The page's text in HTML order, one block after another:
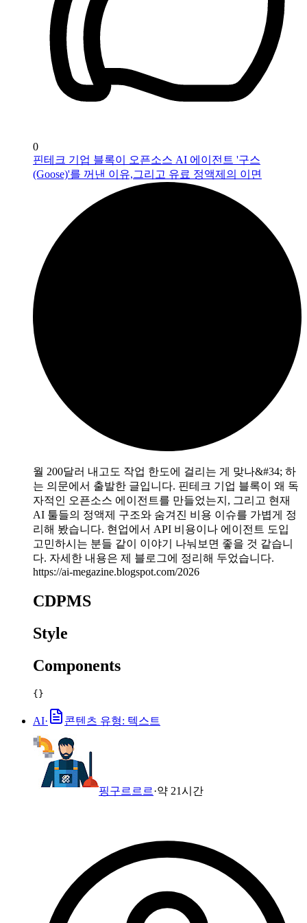
0
핀테크 기업 블록이 오픈소스 AI 에이전트 '구스
(Goose)'를 꺼낸 이유,그리고 유료 정액제의 이면
월 200달러 내고도 작업 한도에 걸리는 게 맞나&#34; 하
는 의문에서 출발한 글입니다. 핀테크 기업 블록이 왜 독
자적인 오픈소스 에이전트를 만들었는지, 그리고 현재
AI 툴들의 정액제 구조와 숨겨진 비용 이슈를 가볍게 정
리해 봤습니다. 현업에서 API 비용이나 에이전트 도입
고민하시는 분들 같이 이야기 나눠보면 좋을 것 같습니
다. 자세한 내용은 제 블로그에 정리해 두었습니다.
https://ai-megazine.blogspot.com/2026
CDPMS
Style
Components
{}
AI· 콘텐츠 유형: 텍스트
핑구르르르·약 21시간